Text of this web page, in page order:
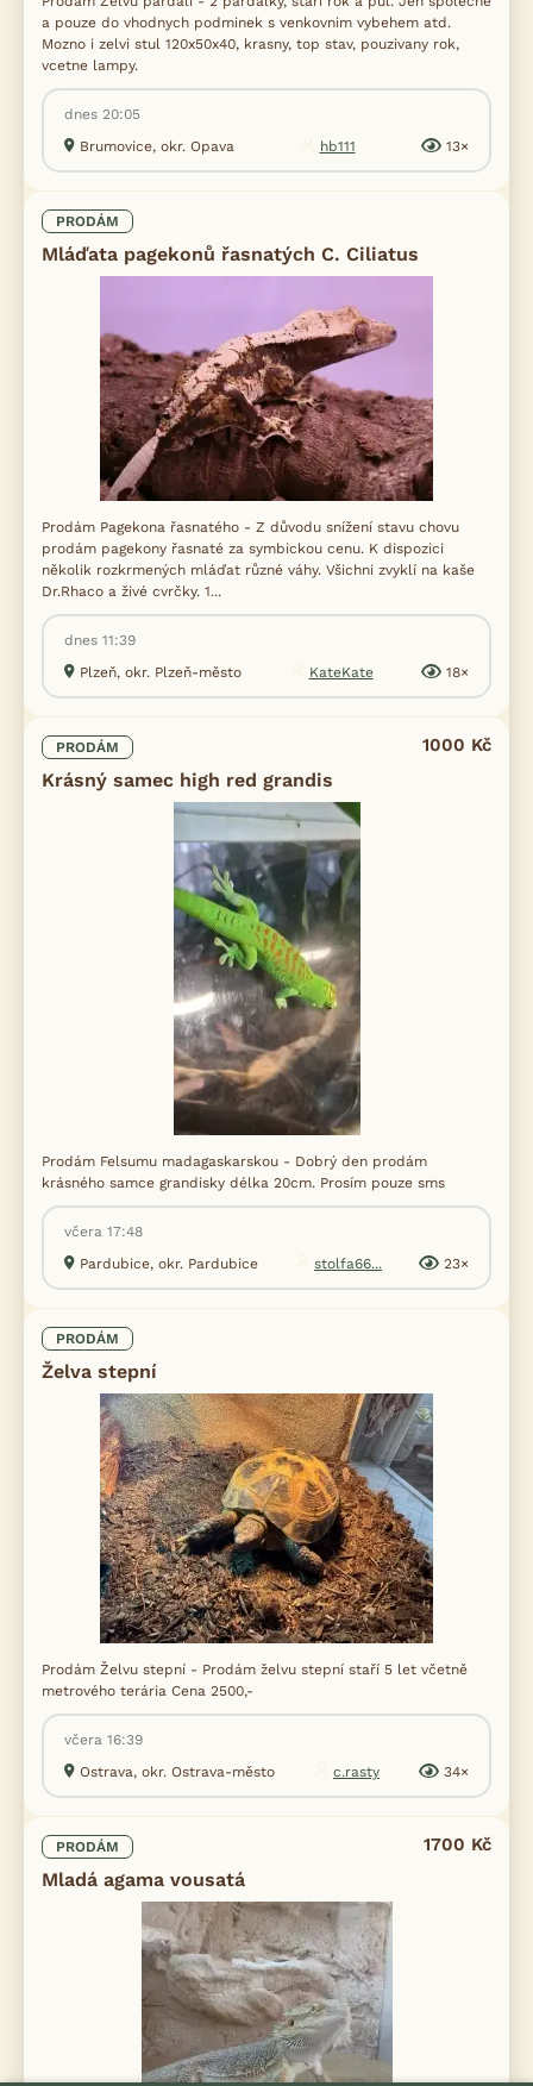
a pouze do vhodnych podminek s venkovnim vybehem atd.
Mozno i zelvi stul 120x50x40, krasny, top stav, pouzivany rok,
vcetne lampy.
dnes 20:05
Brumovice, okr. Opava
hb111 13×
PRODÁM
Mláďata pagekonů řasnatých C. Ciliatus
Prodám Pagekona řasnatého - Z důvodu snížení stavu chovu
prodám pagekony řasnaté za symbickou cenu. K dispozici
několik rozkrmených mláďat různé váhy. Všichni zvyklí na kaše
Dr.Rhaco a živé cvrčky. 1...
dnes 11:39
Plzeň, okr. Plzeň-město
KateKate 18×
PRODÁM
Krásný samec high red grandis
1000 Kč
Prodám Felsumu madagaskarskou - Dobrý den prodám
krásného samce grandisky délka 20cm. Prosím pouze sms
včera 17:48
Pardubice, okr. Pardubice
stolfa66... 23×
PRODÁM
Želva stepní
Prodám Želvu stepní - Prodám želvu stepní staří 5 let včetně
metrového terária Cena 2500,-
včera 16:39
Ostrava, okr. Ostrava-město
c.rasty 34×
PRODÁM
Mladá agama vousatá
1700 Kč